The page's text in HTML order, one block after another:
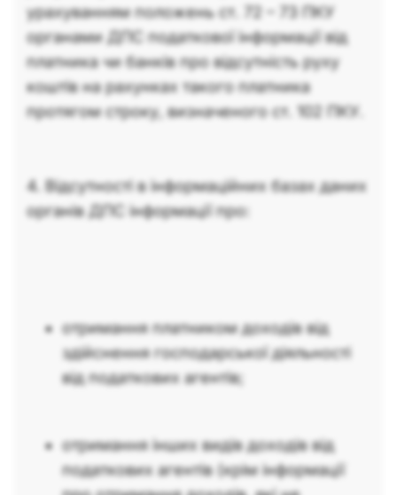
урахуванням положень ст. 72 – 73 ПКУ
органами ДПС податкової інформації від
платника чи банків про відсутність руху
коштів на рахунках такого платника
протягом строку, визначеного ст. 102 ПКУ.
4. Відсутності в інформаційних базах даних
органів ДПС інформації про:
отримання платником доходів від
здійснення господарської діяльності
від податкових агентів;
отримання інших видів доходів від
податкових агентів (крім інформації